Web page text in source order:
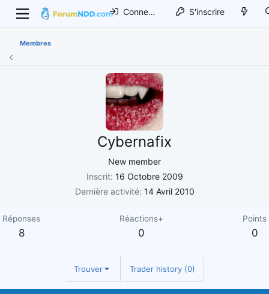
Connexion S'inscrire
Membres
Cybernafix
New member
Inscrit 16 Octobre 2009
Dernière activité 14 Avril 2010
Réponses
8
Réactions+
0
Points
0
Trouver Trader history (0)